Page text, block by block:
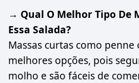
→ Qual O Melhor Tipo De
Essa Salada?
Massas curtas como
melhores opções, pois
molho e são fáceis de